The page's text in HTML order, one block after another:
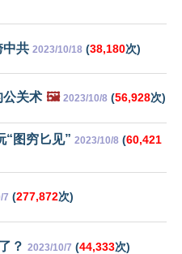
中共 2023/10/18 (38,180次)
公关术 🖼️ 2023/10/8 (56,928次)
“图穷匕见” 2023/10/8 (60,421
7 (277,872次)
？ 2023/10/7 (44,333次)